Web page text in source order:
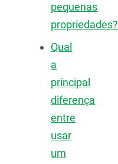
pequenas
propriedades?
Qual
a
principal
diferença
entre
usar
um